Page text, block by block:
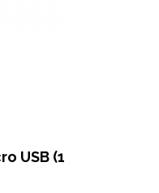
USB (1